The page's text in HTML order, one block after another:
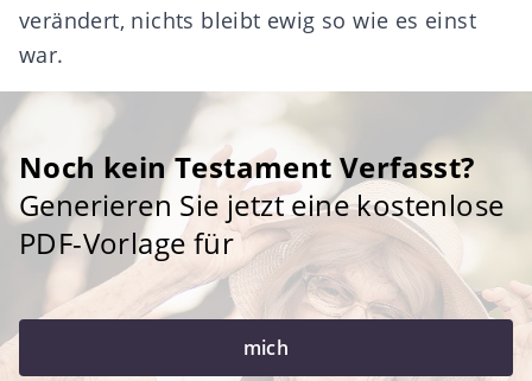
verändert, nichts bleibt ewig so wie es einst
war.
Noch kein Testament Verfasst?
Generieren Sie jetzt eine kostenlose
PDF-Vorlage für
mich